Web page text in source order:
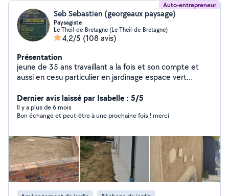
Auto-entrepreneur
Seb Sebastien (georgeaux paysage)
Paysagiste
Le Theil-de-Bretagne (Le Theil-de-Bretagne)
4,2/5 (108 avis)
Présentation
jeune de 35 ans travaillant a la fois et son compte et
aussi en cesu particulier en jardinage espace vert
Dernier avis laissé par Isabelle : 5/5
Il y a plus de 6 mois
Bon échange et peut-être à une prochaine fois ! merci